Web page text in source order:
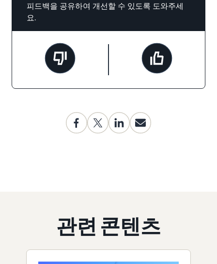
피드백을 공유하여 개선할 수 있도록 도와주세
요.
관련 콘텐츠